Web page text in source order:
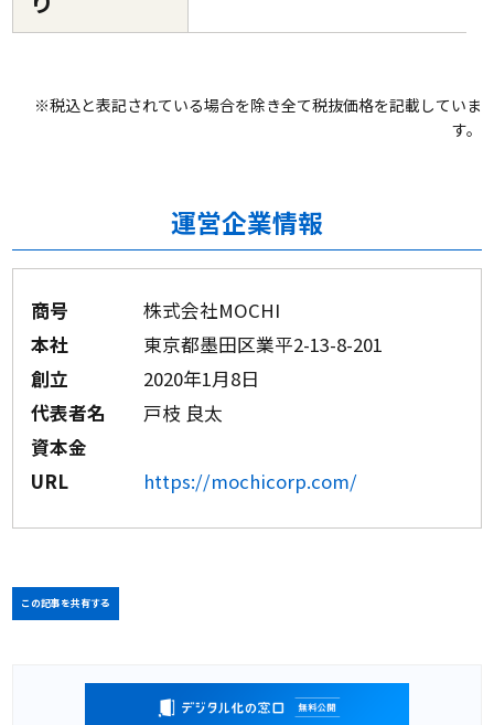
※税込と表記されている場合を除き全て税抜価格を記載していま
す。
運営企業情報
商号
株式会社MOCHI
本社
東京都墨田区業平2-13-8-201
創立
2020年1月8日
代表者名
戸枝 良太
資本金
URL
https://mochicorp.com/
この記事を共有する